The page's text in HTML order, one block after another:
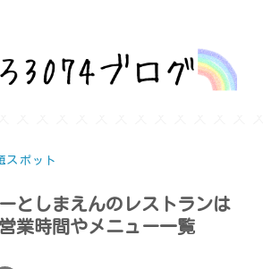
スポット
としまえんのレストランは
業時間やメニュー一覧